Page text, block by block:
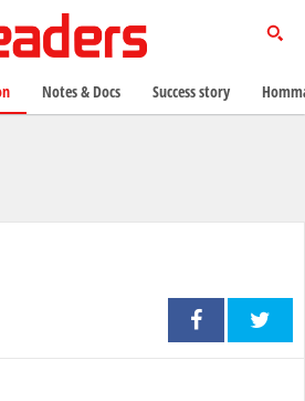
Notes & Docs Success story